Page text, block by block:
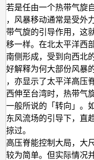
若是任由一个热带气旋
，风暴移动通常是受外
带气旋的引导作用，这
移一样。在北太平洋西
南侧形成，受到向西北
好解释为何大部份风暴
，亦显示了太平洋高压
西伸至台湾时，热带气
一般所说的「转向」。
东风流场的引导下，直
掠过。
高压脊能控制大局，大
较为简单。但实际情况